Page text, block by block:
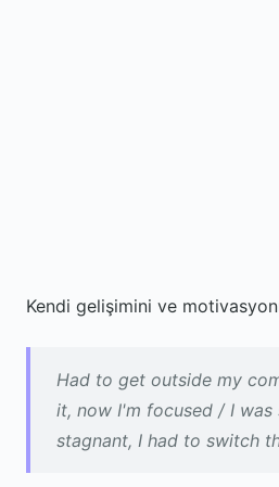
Kendi gelişimini ve
Had to get outside my
it, now I'm focused / I
stagnant, I had to switch